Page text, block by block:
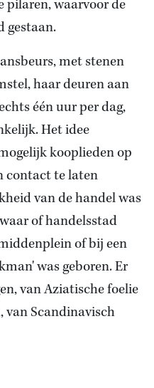
pilaren, waarvoor de
gestaan.
met stenen
haar deuren aan
één uur per dag,
Het idee
kooplieden op
contact te laten
van de handel was
of handelsstad
of bij een
was geboren. Er
van Aziatische foelie
van Scandinavisch